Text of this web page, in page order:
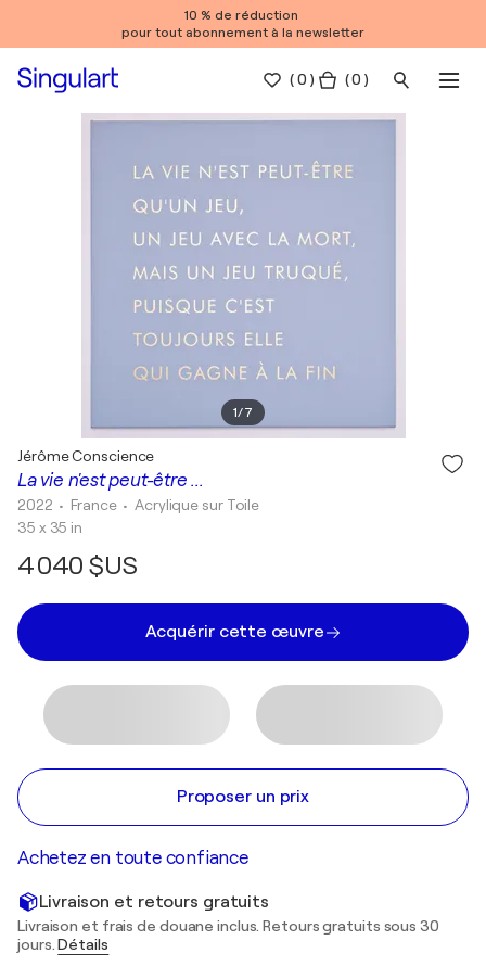
10 % de réduction
pour tout abonnement à la newsletter
(0 ) ( 0 )
1/7
La vie n'est peut-être ...
Jérôme Conscience
2022 • France •Acrylique sur Toile
35 x 35 in
4 040 $US
Acquérir cette œuvre
Proposer un prix
Achetez en toute confiance
Livraison et retours gratuits
Livraison et frais de douane inclus. Retours gratuits sous 30
jours.Détails